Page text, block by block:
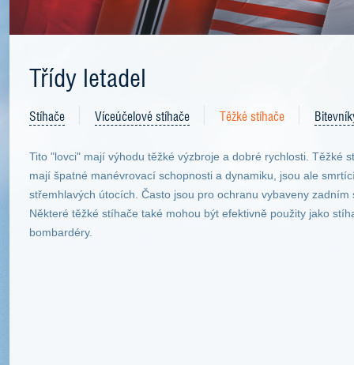
Třídy letadel
Stíhače Víceúčelové stíhače Těžké stíhače
Tito "lovci" mají výhodu těžké výzbroje a dobré rychlosti. Těžké
mají špatné manévrovací schopnosti a dynamiku, jsou ale
střemhlavých útocích. Často jsou pro ochranu vybaveny zadním
Některé těžké stíhače také mohou být efektivně použity jako
bombardéry.